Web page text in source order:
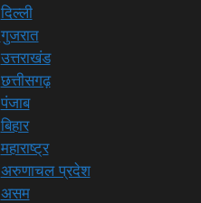
दिल्ली
गुजरात
उत्तराखंड
छत्तीसगढ़
पंजाब
बिहार
महाराष्ट्र
अरुणाचल प्रदेश
असम